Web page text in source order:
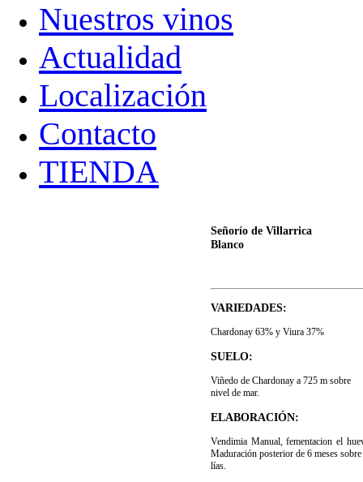
Nuestros vinos
Actualidad
Localización
Contacto
TIENDA
Señorío de Villarrica
Blanco
VARIEDADES:
Chardonay 63% y Viura 37%
SUELO:
Viñedo de Chardonay a 725 m sobre
nivel de mar.
ELABORACIÓN:
Vendimia Manual, fementacion el
Maduración posterior de 6 meses sobre
lías.